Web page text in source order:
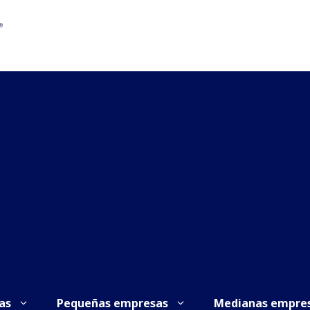
Pequeñas empresas Medianas